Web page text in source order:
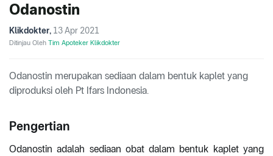
Odanostin
Klikdokter, 13 Apr 2021
Ditinjau Oleh Tim Apoteker Klikdokter
Odanostin merupakan sediaan dalam bentuk kaplet yang
diproduksi oleh Pt Ifars Indonesia.
Pengertian
Odanostin adalah sediaan obat dalam bentuk kaplet yang